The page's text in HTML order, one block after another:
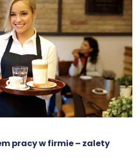
pracy w firmie – zalety